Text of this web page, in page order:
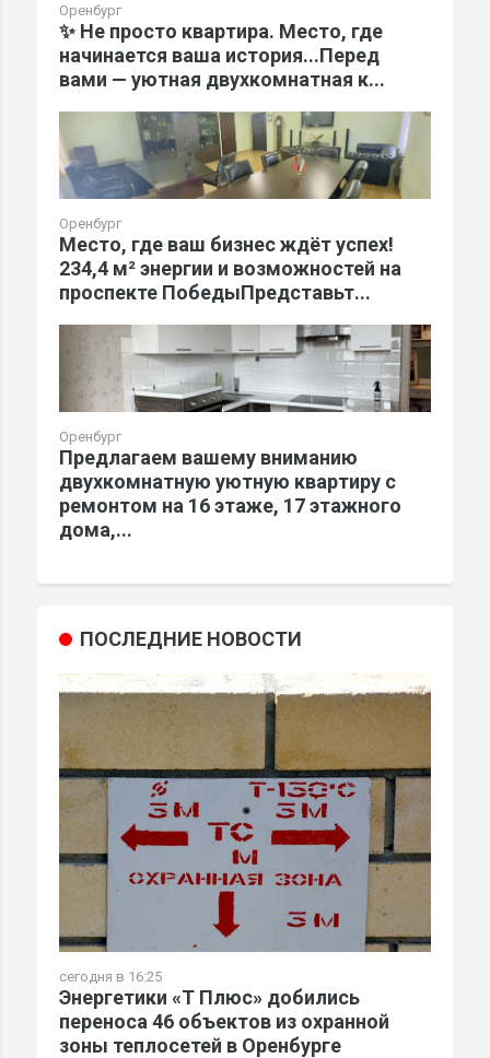
Оренбург
✨ Не просто квартира. Место, где
начинается ваша история...Перед
вами — уютная двухкомнатная к...
Оренбург
Место, где ваш бизнес ждёт успех!
234,4 м² энергии и возможностей на
проспекте ПобедыПредставьт...
Оренбург
Предлагаем вашему вниманию
двухкомнатную уютную квартиру с
ремонтом на 16 этаже, 17 этажного
дома,...
ПОСЛЕДНИЕ НОВОСТИ
сегодня в 16:25
Энергетики «Т Плюс» добились
переноса 46 объектов из охранной
зоны теплосетей в Оренбурге